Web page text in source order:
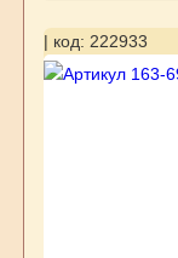
| код: 222933